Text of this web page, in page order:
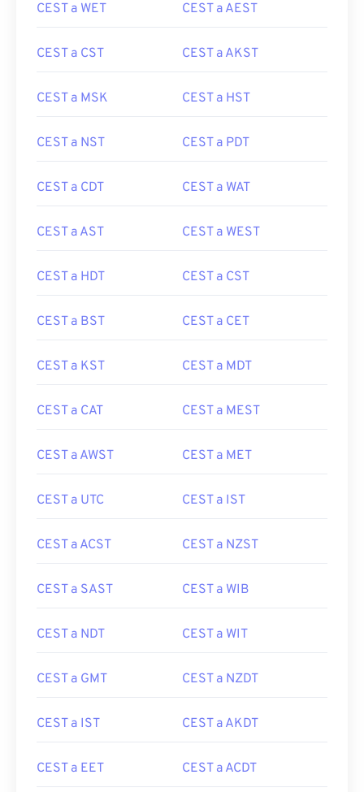
CEST a WET CEST a AEST
CEST a CST CEST a AKST
CEST a MSK CEST a HST
CEST a NST CEST a PDT
CEST a CDT CEST a WAT
CEST a AST CEST a WEST
CEST a HDT CEST a CST
CEST a BST CEST a CET
CEST a KST CEST a MDT
CEST a CAT CEST a MEST
CEST a AWST CEST a MET
CEST a UTC CEST a IST
CEST a ACST CEST a NZST
CEST a SAST CEST a WIB
CEST a NDT CEST a WIT
CEST a GMT CEST a NZDT
CEST a IST CEST a AKDT
CEST a EET CEST a ACDT